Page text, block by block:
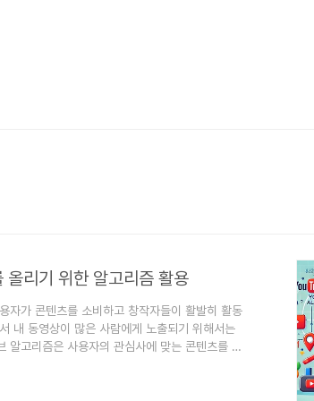
올리기 위한 알고리즘 활용
자가 콘텐츠를 소비하고 창작자들이 활발히 활동
내 동영상이 많은 사람에게 노출되기 위해서는
알고리즘은 사용자의 관심사에 맞는 콘텐츠를 추
어떤 원리로 작동하며, 이를 통해 조회수를 올리